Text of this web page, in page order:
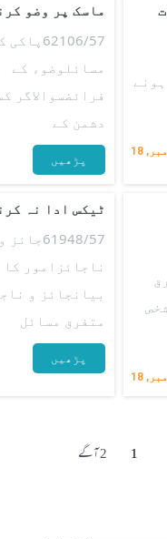
18
ماسک پر وضو
62106/
مسائلوضوء کے
فرائضسوالاگر
دشمن کے
پڑھیں
18
ٹیکس ادا نہ
61948/57جائز و
ناجائزامور کا
بیانجائز و
متفرق مسائل
پڑھیں
1
2آگے